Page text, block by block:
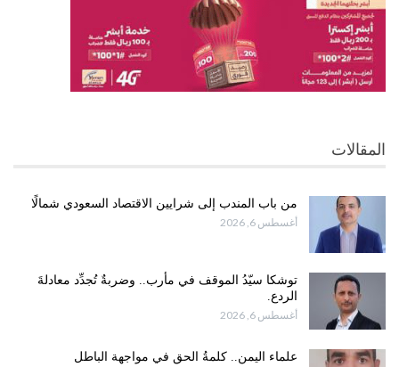
المقالات
من باب المندب إلى شرايين الاقتصاد السعودي شمالًا
أغسطس 6, 2026
توشكا سيّدُ الموقف في مأرب.. وضربةٌ تُجدِّد معادلةَ
الردع.
أغسطس 6, 2026
علماء اليمن.. كلمةُ الحق في مواجهة الباطل